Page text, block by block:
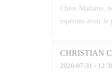
Chère Madame,
espérons avoir
CHRISTIAN C
2026-07-31 -